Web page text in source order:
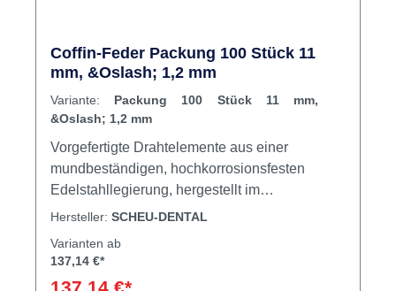
Coffin-Feder Packung 100 Stück 11
mm, &Oslash; 1,2 mm
Variante: Packung 100 Stück 11 mm,
&Oslash; 1,2 mm
Vorgefertigte Drahtelemente aus einer
mundbeständigen, hochkorrosionsfesten
Edelstahllegierung, hergestellt im
Kaltverformungsverfahren. Einstückig und
Karwetzky ist ein
Hersteller: SCHEU-DENTAL
Varianten ab
137,14 €*